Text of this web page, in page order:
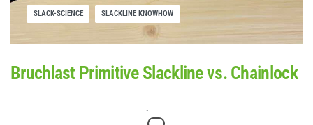
SLACK-SCIENCE SLACKLINE KNOWHOW
Bruchlast Primitive Slackline vs. Chainlock